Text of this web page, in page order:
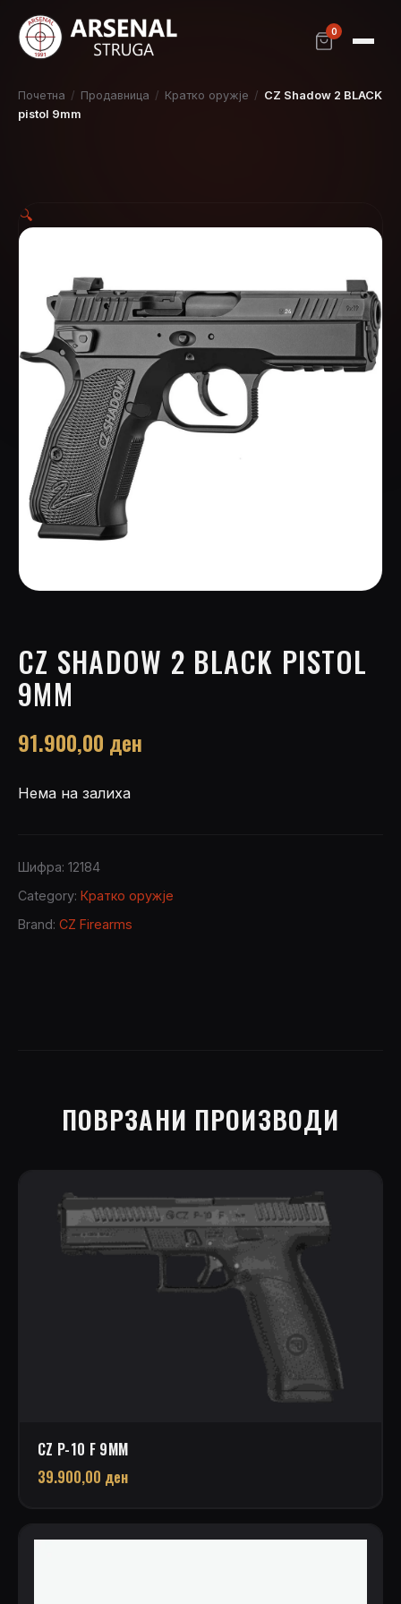
0
Почетна / Продавница / Кратко оружје / CZ Shadow 2 BLACK
pistol 9mm
🔍
CZ SHADOW 2 BLACK PISTOL
9MM
91.900,00 ден
Нема на залиха
Шифра: 12184
Category: Кратко оружје
Brand: CZ Firearms
ПОВРЗАНИ ПРОИЗВОДИ
CZ P-10 F 9MM
39.900,00 ден